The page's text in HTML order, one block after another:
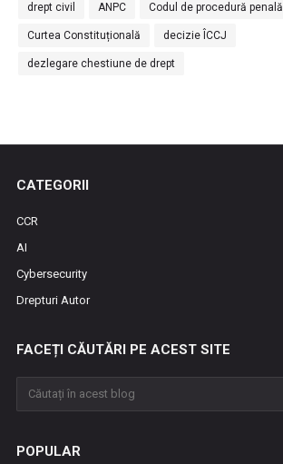
drept civil ANPC Codul de procedură penală
Curtea Constituțională decizie ÎCCJ
dezlegare chestiune de drept
CATEGORII
CCR
AI
Cybersecurity
Drepturi Autor
FACEȚI CĂUTĂRI PE ACEST SITE
POPULAR